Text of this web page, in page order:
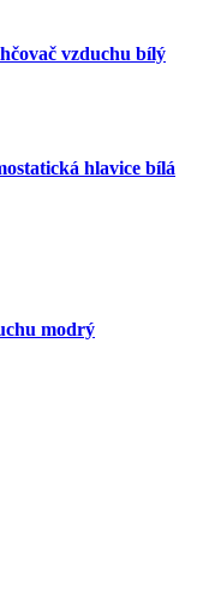
vzduchu bílý
hlavice bílá
modrý